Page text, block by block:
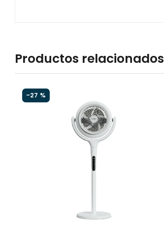
Productos relacionados
-27 %